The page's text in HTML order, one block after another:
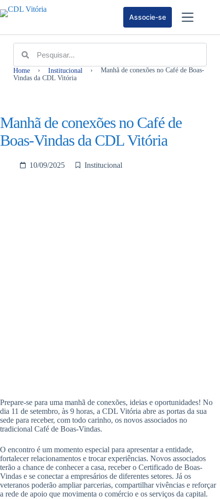
Associe-se
Home › Institucional ›
Manhã de conexões no Café de Boas-
Vindas da CDL Vitória
Manhã de conexões no Café de
Boas-Vindas da CDL Vitória
10/09/2025 Institucional
Prepare-se para uma manhã de conexões, ideias e oportunidades! No
dia 11 de setembro, às 9 horas, a CDL Vitória abre as portas da sua
sede para receber, com todo carinho, os novos associados no
tradicional Café de Boas-Vindas.
O encontro é um momento especial para apresentar a entidade,
fortalecer relacionamentos e trocar experiências. Novos associados
terão a chance de conhecer a casa, receber o Certificado de Boas-
Vindas e se conectar a empresários de diferentes setores. Já os
veteranos poderão ampliar parcerias, compartilhar vivências e reforçar
a rede de apoio que movimenta o comércio e os serviços da capital.